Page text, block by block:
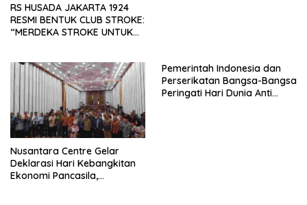
RS HUSADA JAKARTA 1924
RESMI BENTUK CLUB STROKE:
“MERDEKA STROKE UNTUK
Nusantara Centre Gelar
Deklarasi Hari Kebangkitan
Ekonomi Pancasila,
Pemerintah Indonesia dan
Perserikatan Bangsa-Bangsa
Peringati Hari Dunia Anti